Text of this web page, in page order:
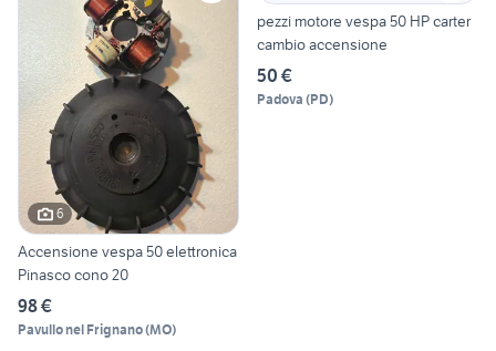
6
Accensione vespa 50 elettronica
Pinasco cono 20
98 €
Pavullo nel Frignano(MO)
pezzi motore vespa 50 HP carter
cambio accensione
50 €
Padova (PD)